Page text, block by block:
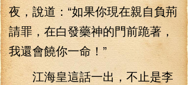
夜，說道：“如果你現在親自負荊
請罪，在白發藥神的門前跪著，
我還會饒你一命！”
江海皇這話一出，不止是李